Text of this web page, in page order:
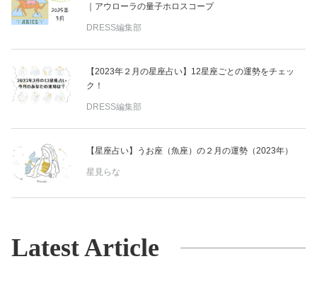
｜アウローラの量子ホロスコープ
DRESS編集部
【2023年２月の星座占い】12星座ごとの運勢をチェッ
ク！
DRESS編集部
【星座占い】うお座（魚座）の２月の運勢（2023年）
星見らな
Latest Article